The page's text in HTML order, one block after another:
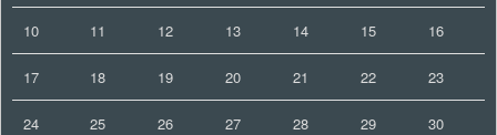
10 11 12 13 14 15 16
17 18 19 20 21 22 23
24 25 26 27 28 29 30